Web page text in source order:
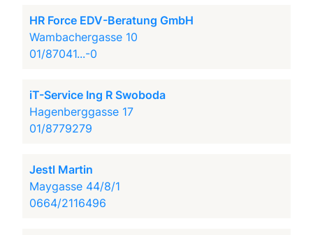
HR Force EDV-Beratung GmbH
Wambachergasse 10
01/87041...-0
iT-Service Ing R Swoboda
Hagenberggasse 17
01/8779279
Jestl Martin
Maygasse 44/8/1
0664/2116496